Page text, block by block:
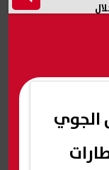
الجوي